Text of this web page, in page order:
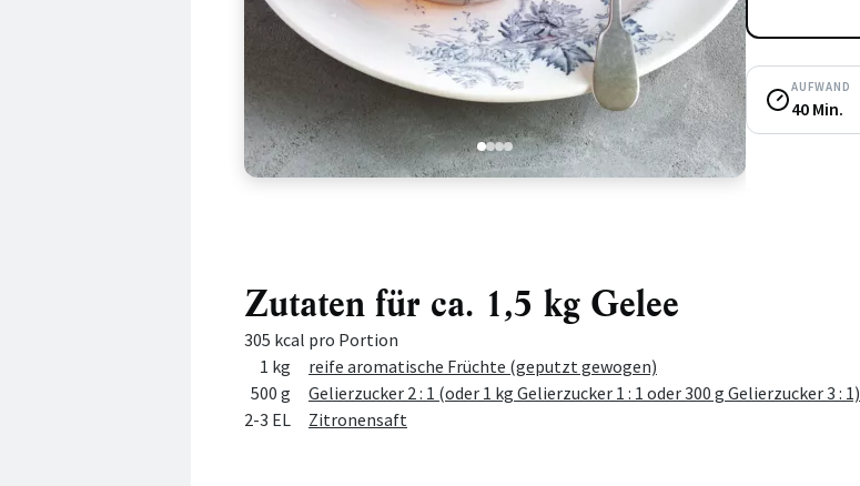
1234
AUFWAND
40 Min.
Zutaten für ca. 1,5 kg Gelee
305 kcal pro Portion
Menge
Zutat
1 kg
reife aromatische Früchte (geputzt gewogen)
500 g
Gelierzucker 2 : 1 (oder 1 kg Gelierzucker 1 : 1 oder 300 g Gelierzucker 3 : 1)
2-3 EL
Zitronensaft